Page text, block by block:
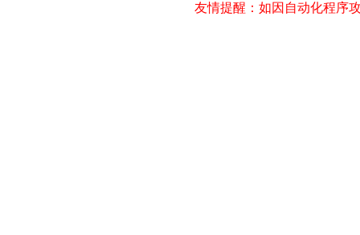
友情提醒：如因自动化程序